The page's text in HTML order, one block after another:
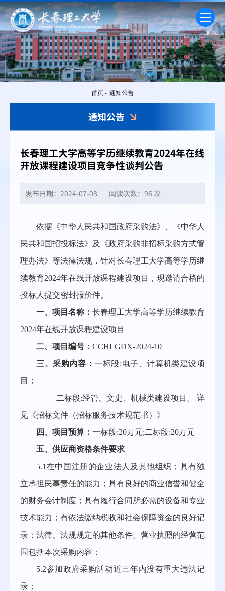
通知公告
首页 - 通知公告
长春理工大学高等学历继续教育2024年在线
开放课程建设项目竞争性谈判公告
发布日期：2024-07-08 阅读次数： 96 次
依据《中华人民共和国政府采购法》、《中华人
民共和国招投标法》及《政府采购非招标采购方式管
理办法》等法律法规，针对长春理工大学高等学历继
续教育2024年在线开放课程建设项目，现邀请合格的
投标人提交密封报价件。
一、项目名称： 长春理工大学高等学历继续教育
2024年在线开放课程建设项目
二、项目编号： CCHLGDX-2024-10
三、采购内容：一标段:电子、计算机类建设项
目
；
二标段:经管、文史、机械类建设项目 。
详
见《招标文件（招标服务技术规范书）》
四、项目预算： 一标段:20万元;二标段:20万元
五、供应商资格条件要求
5.1在中国注册的企业法人 及其他组织；具有独
立承担民事责任的能力；具有良好的商业信誉和健全
的财务会计制度；具有履行合同所必需的设备和专业
技术能力；有依法缴纳税收和社会保障资金的良好记
录；法律、法规规定的其他条件。 营业执照的经营范
围包括本次采购内容；
5.2参加政府采购活动近三年内没有重大违法记
录；